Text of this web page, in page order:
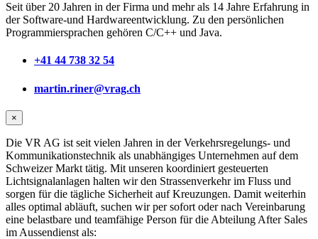
Seit über 20 Jahren in der Firma und mehr als 14 Jahre Erfahrung in
der Software-und Hardwareentwicklung. Zu den persönlichen
Programmiersprachen gehören C/C++ und Java.
+41 44 738 32 54
martin.riner@vrag.ch
×
Die VR AG ist seit vielen Jahren in der Verkehrsregelungs- und
Kommunikationstechnik als unabhängiges Unternehmen auf dem
Schweizer Markt tätig. Mit unseren koordiniert gesteuerten
Lichtsignalanlagen halten wir den Strassenverkehr im Fluss und
sorgen für die tägliche Sicherheit auf Kreuzungen. Damit weiterhin
alles optimal abläuft, suchen wir per sofort oder nach Vereinbarung
eine belastbare und teamfähige Person für die Abteilung After Sales
im Aussendienst als: